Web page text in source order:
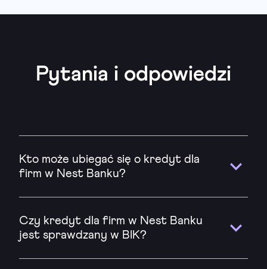
Pytania i odpowiedzi
Kto może ubiegać się o kredyt dla
firm w Nest Banku?
Czy kredyt dla firm w Nest Banku
jest sprawdzany w BIK?